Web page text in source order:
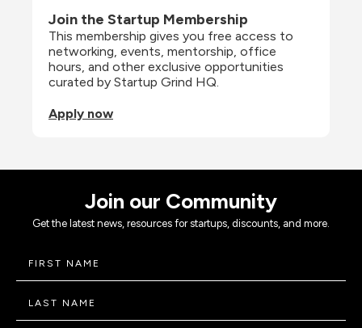
Join the Startup Membership
This membership gives you free access to
networking, events, mentorship, office
hours, and other exclusive opportunities
curated by Startup Grind HQ.
Apply now
Join our Community
Get the latest news, resources for startups, discounts, and more.